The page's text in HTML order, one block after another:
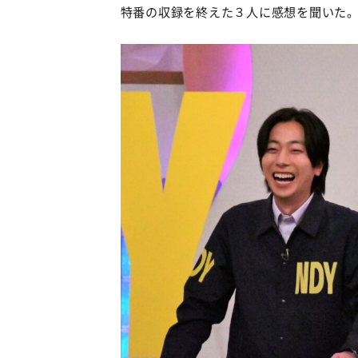
特番の収録を終えた３人に感想を聞いた